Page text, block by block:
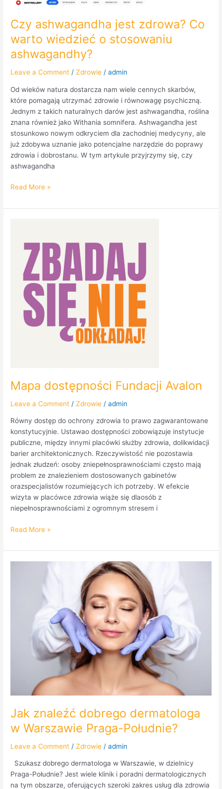
Czy ashwagandha jest zdrowa? Co
warto wiedzieć o stosowaniu
ashwagandhy?
Leave a Comment /Zdrowie /admin
Od wieków natura dostarcza nam wiele cennych skarbów,
które pomagają utrzymać zdrowie i równowagę psychiczną.
Jednym z takich naturalnych darów jest ashwagandha, roślina
znana również jako Withania somnifera. Ashwagandha jest
stosunkowo nowym odkryciem dla zachodniej medycyny, ale
już zdobywa uznanie jako potencjalne narzędzie do poprawy
zdrowia i dobrostanu. W tym artykule przyjrzymy się, czy
ashwagandha
ashwagandhy?
Read More »
Mapa dostępności Fundacji Avalon
Leave a Comment /Zdrowie /admin
Równy dostęp do ochrony zdrowia to prawo zagwarantowane
konstytucyjnie. Ustawao dostępności zobowiązuje instytucje
publiczne, między innymi placówki służby zdrowia, dolikwidacji
barier architektonicznych. Rzeczywistość nie pozostawia
jednak złudzeń: osoby zniepełnosprawnościami często mają
problem ze znalezieniem dostosowanych gabinetów
orazspecjalistów rozumiejących ich potrzeby. W efekcie
wizyta w placówce zdrowia wiąże się dlaosób z
niepełnosprawnościami z ogromnym stresem i
Fundacji
Avalon
Read More »
Jak znaleźć dobrego dermatologa
w Warszawie Praga-Południe?
Leave a Comment /Zdrowie /admin
Szukasz dobrego dermatologa w Warszawie, w dzielnicy
Praga-Południe? Jest wiele klinik i poradni dermatologicznych
na tym obszarze, oferujących szeroki zakres usług dla zdrowia
dermatologa
Południe?